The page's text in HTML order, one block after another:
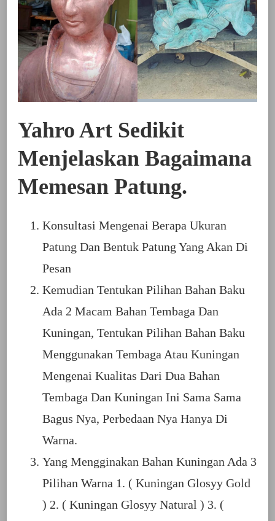
Yahro Art Sedikit
Menjelaskan Bagaimana
Memesan Patung.
Konsultasi Mengenai Berapa Ukuran
Patung Dan Bentuk Patung Yang Akan Di
Pesan
Kemudian Tentukan Pilihan Bahan Baku
Ada 2 Macam Bahan Tembaga Dan
Kuningan, Tentukan Pilihan Bahan Baku
Menggunakan Tembaga Atau Kuningan
Mengenai Kualitas Dari Dua Bahan
Tembaga Dan Kuningan Ini Sama Sama
Bagus Nya, Perbedaan Nya Hanya Di
Warna.
Yang Mengginakan Bahan Kuningan Ada 3
Pilihan Warna 1. ( Kuningan Glosyy Gold
) 2. ( Kuningan Glosyy Natural ) 3. (